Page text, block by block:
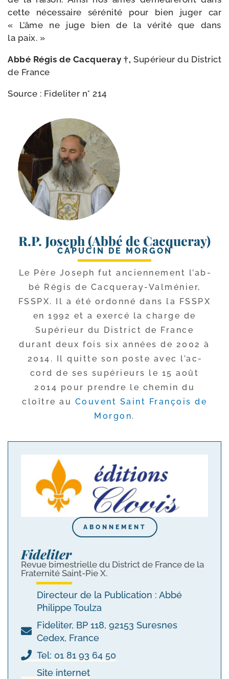
cette néces­saire séré­ni­té pour bien juger car
« L’âme ne juge bien de la véri­té que dans
la paix. »
Abbé Régis de Cacqueray †, Supérieur du District
de France
Source : Fideliter n° 214
R.P. Joseph (Abbé de Cacqueray)
CAPUCIN DE MORGON
Le Père Joseph fut ancien­ne­ment l’ab­
bé Régis de Cacqueray-​Valménier,
FSSPX. Il a été ordon­né dans la FSSPX
en 1992 et a exer­cé la charge de
Supérieur du District de France
durant deux fois six années de 2002 à
2014. Il quitte son poste avec l’ac­
cord de ses supé­rieurs le 15 août
2014 pour prendre le che­min du
cloître au Couvent Saint François de
Morgon.
ABONNEMENT
Fideliter
Revue bimestrielle du District de France de la
Fraternité Saint-Pie X.
Directeur de la Publication : Abbé
Philippe Toulza
Fideliter, BP 118, 92153 Suresnes
Cedex, France
Tel: 01 81 93 64 50
Site internet